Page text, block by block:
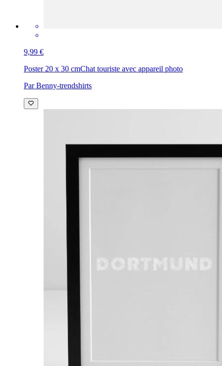
9,99 €
Poster 20 x 30 cmChat touriste avec appareil photo
Par Benny-trendshirts